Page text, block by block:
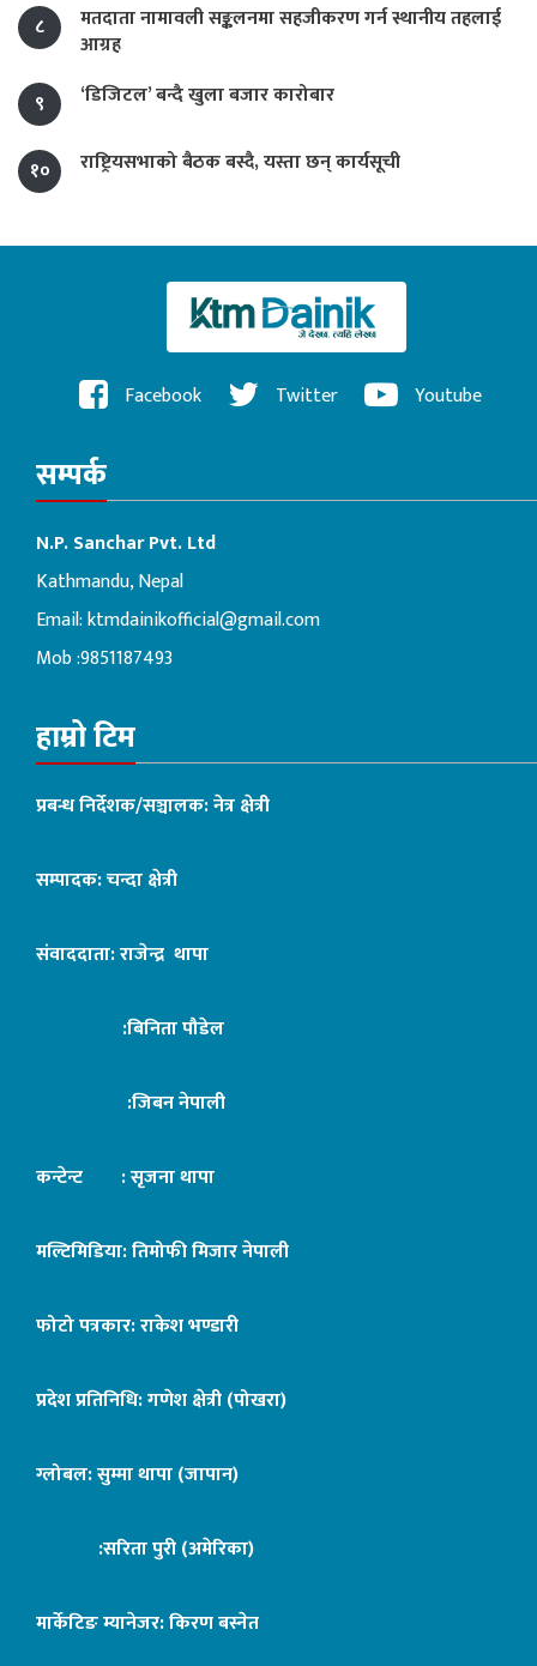
८
मतदाता नामावली सङ्कलनमा सहजीकरण गर्न स्थानीय तहलाई
आग्रह
९
‘डिजिटल’ बन्दै खुला बजार कारोबार
१० राष्ट्रियसभाको बैठक बस्दै, यस्ता छन् कार्यसूची
Facebook Twitter Youtube
सम्पर्क
N.P. Sanchar Pvt. Ltd
Kathmandu, Nepal
Email:ktmdainikofficial@gmail.com
Mob :9851187493
हाम्रो टिम
प्रबन्ध निर्देशक/सञ्चालक: नेत्र क्षेत्री
सम्पादक: चन्दा क्षेत्री
संवाददाता: राजेन्द्र थापा
:बिनिता पौडेल
:जिबन नेपाली
कन्टेन्ट : सृजना थापा
मल्टिमिडिया: तिमोफी मिजार नेपाली
फोटो पत्रकार: राकेश भण्डारी
प्रदेश प्रतिनिधि: गणेश क्षेत्री (पोखरा)
ग्लोबल: सुम्मा थापा (जापान)
:सरिता पुरी (अमेरिका)
मार्केटिङ म्यानेजर: किरण बस्नेत